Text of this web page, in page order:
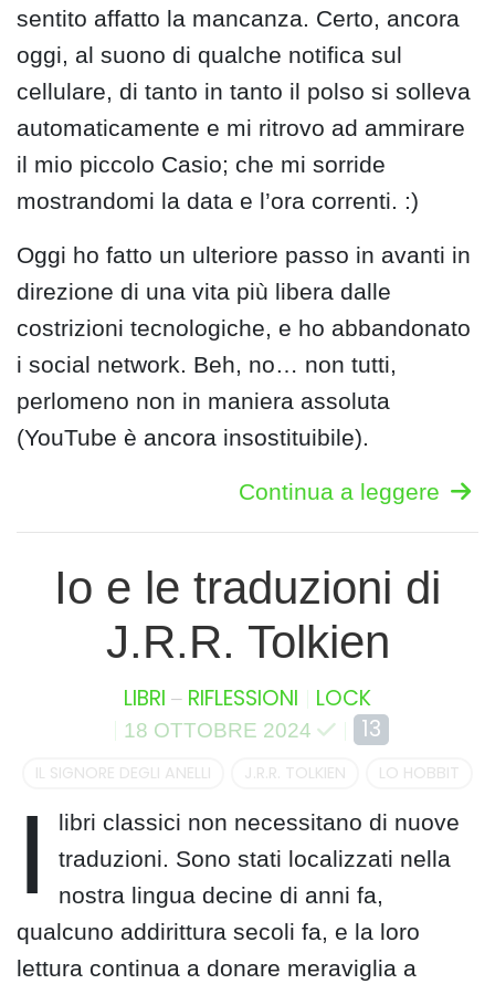
sentito affatto la mancanza. Certo, ancora
oggi, al suono di qualche notifica sul
cellulare, di tanto in tanto il polso si solleva
automaticamente e mi ritrovo ad ammirare
il mio piccolo Casio; che mi sorride
mostrandomi la data e l’ora correnti. :)
Oggi ho fatto un ulteriore passo in avanti in
direzione di una vita più libera dalle
costrizioni tecnologiche, e ho abbandonato
i social network. Beh, no… non tutti,
perlomeno non in maniera assoluta
(YouTube è ancora insostituibile).
Continua a leggere
Io e le traduzioni di
J.R.R. Tolkien
LIBRI – RIFLESSIONI LOCK
18 OTTOBRE 2024 13
IL SIGNORE DEGLI ANELLI J.R.R. TOLKIEN LO HOBBIT
I
libri classici non necessitano di nuove
traduzioni. Sono stati localizzati nella
nostra lingua decine di anni fa,
qualcuno addirittura secoli fa, e la loro
lettura continua a donare meraviglia a